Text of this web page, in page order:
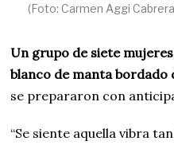
(Foto: Carmen Aggi
Un grupo de siete
blanco de manta bordado
se prepararon con
“Se siente aquella vibra